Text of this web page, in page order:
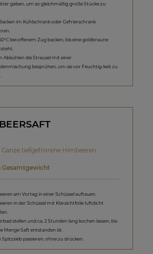
geben, um so gleichmäßig große Stücke zu
im Kühlschrank oder Gefrierschrank
bei offenem Zug backen, bis eine goldbraune
Abkühlen die Streusel mit einer
besprühen, um sie vor Feuchtig-keit zu
Ganze tiefgefrorene Himbeeren
Gesamtgewicht
am Vortag in einer Schüssel auftauen.
in der Schüssel mit Klarsichtfolie luftdicht
stellen und ca. 2 Stunden lang kochen lassen, bis
Menge Saft entstanden ist.
Spitzsieb passieren, ohne zu drücken.